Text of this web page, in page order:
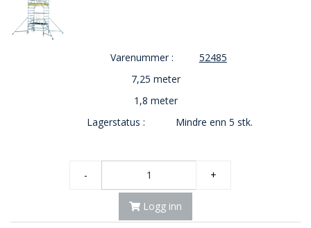
Varenummer :
52485
7,25 meter
1,8 meter
Lagerstatus :
Mindre enn 5 stk.
- +
Logg inn